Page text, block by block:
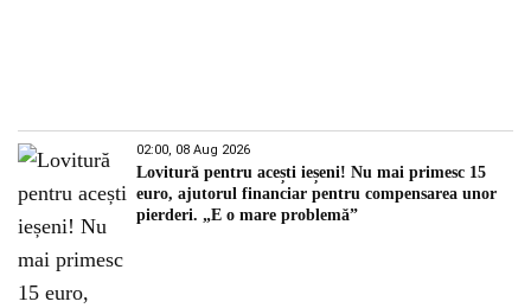
02:00, 08 Aug 2026
Lovitură pentru acești ieșeni! Nu mai primesc 15
euro, ajutorul financiar pentru compensarea unor
pierderi. „E o mare problemă”